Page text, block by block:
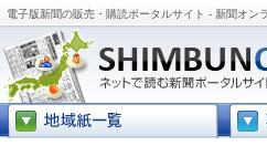
電子版新聞の販売・購読ポータルサイト - 新聞オン